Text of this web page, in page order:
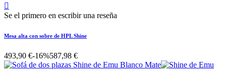

Se el primero en escribir una reseña
Mesa alta con sobre de HPL Shine
493,90 €-16%587,98 €